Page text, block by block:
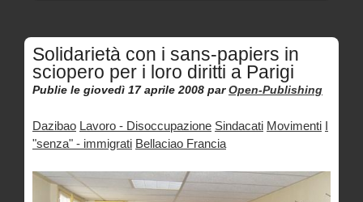
Solidarietà con i sans-papiers in
sciopero per i loro diritti a Parigi
Publie le giovedì 17 aprile 2008 par Open-Publishing
Dazibao Lavoro - Disoccupazione Sindacati Movimenti I
"senza" - immigrati Bellaciao Francia